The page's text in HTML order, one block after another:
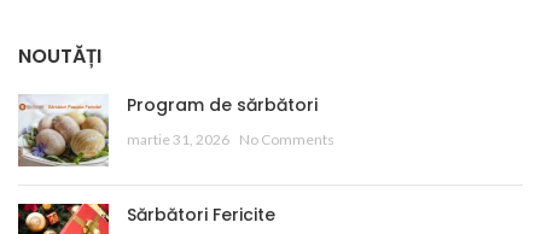
NOUTĂȚI
Program de sărbători
martie 31, 2026 No Comments
Sărbători Fericite